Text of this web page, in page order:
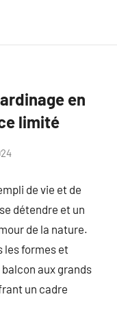
en
limité
de vie et de
détendre et un
de la nature.
les formes et
aux grands
un cadre